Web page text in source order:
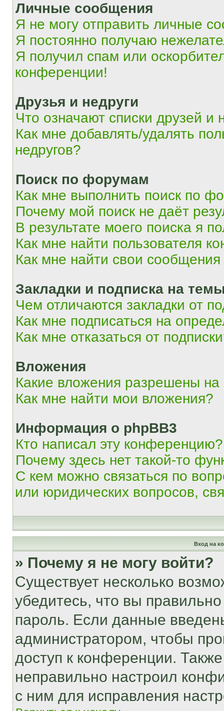
Личные сообщения
Я не могу отправить личные
Я постоянно получаю
Я получил спам или
конференции!
Друзья и недруги
Что означают списки друзей и
Как мне добавлять/удалять
недругов?
Поиск по форумам
Как мне выполнить поиск по
Почему мой поиск не даёт
В результате моего поиска я
Как мне найти пользователя
Как мне найти свои
Закладки и подписка на
Чем отличаются закладки от
Как мне подписаться на
Как мне отказаться от
Вложения
Какие вложения разрешены
Как мне найти мои вложения?
Информация о phpBB3
Кто написал эту конференцию?
Почему здесь нет такой-то
С кем можно связаться по
или юридических вопросов,
Вход на
» Почему я не могу войти?
Существует несколько
убедитесь, что вы
пароль. Если данные
администратором, чтобы
доступ к конференции.
неправильно настроил
с ним для исправления